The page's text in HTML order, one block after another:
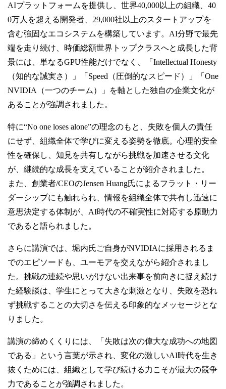
AIプラットフォームを提供し、世界40,000以上の組織、40
0万人を超える開発者、29,000社以上のスタートアップを
含む強固なエコシステムを構築しています。AI分野で最先
端を走り続け、時価総額世界トップクラスへと成長した背
景には、単なるGPU性能だけでなく、「Intellectual Honesty
（知的な誠実さ）」「Speed（圧倒的なスピード）」「One
NVIDIA（一つのチーム）」を軸とした独自の企業文化が
あることが強調されました。
特に“No one loses alone”の理念のもと、失敗を個人の責任
にせず、組織全体で学びに変える姿勢を徹底。心理的安全
性を確保し、知見を共有しながら挑戦を加速させる文化
が、継続的な成長を支えていることが紹介されました。
また、創業者/CEOのJensen Huang氏によるフラット・リー
ダーシップにも触れられ、情報を組織全体で共有し迅速に
意思決定する体制が、AI時代の不確実性に対応する原動力
であると語られました。
さらに講演では、堀内氏ご自身がNVIDIAに採用されるま
でのエピソードも、ユーモアを交えながら紹介されまし
た。挑戦の連続や思いがけない出来事を前向きに捉え続け
た経験談は、学生にとって大きな刺激となり、失敗を恐れ
ず挑戦することの大切さを伝える印象的なメッセージとな
りました。
講演の締めくくりには、「失敗は次の偉大な成功への地図
である」という言葉が示され、変化の激しいAI時代を生き
抜くためには、組織として学び続ける力こそが最大の競争
力であることが強調されました。